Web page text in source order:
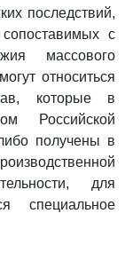
последствий,
с
массового
относиться
которые в
Российской
получены в
для
специальное